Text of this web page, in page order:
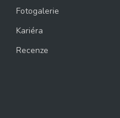
Fotogalerie
Kariéra
Recenze